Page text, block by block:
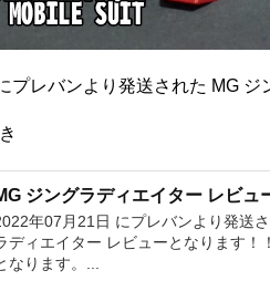
プレバンより発送された MG ジ
ジングラディエイター レビュ
年07月21日 にプレバンより発送
ディエイター レビューとなります！
なります。...